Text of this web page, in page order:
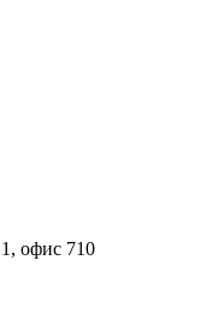
офис 710